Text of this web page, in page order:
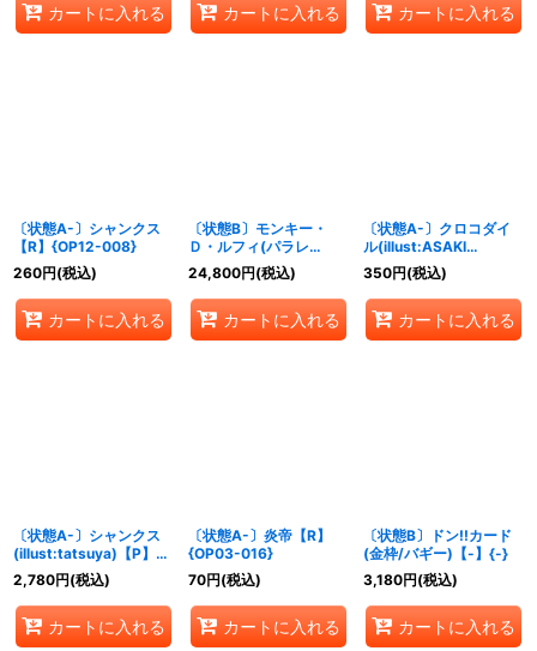
カートに入れる カートに入れる カートに入れる
〔状態A-〕シャンクス
【R】{OP12-008}
260円(税込)
カートに入れる
〔状態B〕モンキー・
Ｄ・ルフィ(パラレ
ル/illust:Makitoshi)
【SP】{EB02-061}
24,800円(税込)
カートに入れる
〔状態A-〕クロコダイ
ル(illust:ASAKI
KURODA)【UC】
{OP07-040}
350円(税込)
カートに入れる
〔状態A-〕シャンクス
(illust:tatsuya)【P】
{P-097}
2,780円(税込)
カートに入れる
〔状態A-〕炎帝【R】
{OP03-016}
70円(税込)
カートに入れる
〔状態B〕ドン!!カード
(金枠/バギー)【-】{-}
3,180円(税込)
カートに入れる